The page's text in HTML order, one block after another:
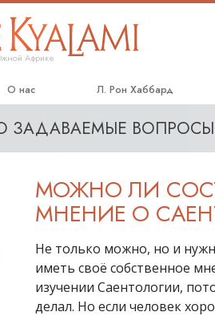
Африке
О нас Л. Рон Хаббард
ЗАДАВАЕМЫЕ ВОПРОСЫ
МОЖНО ЛИ
МНЕНИЕ О
Не только можно, но и
иметь своё собственное
изучении Саентологии,
делал. Но если человек